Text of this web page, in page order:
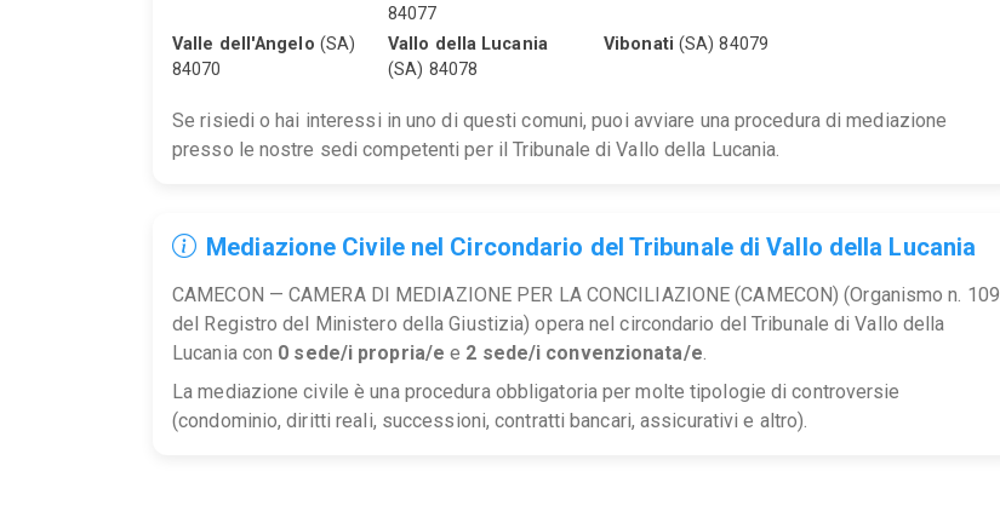
84077
Valle dell'Angelo (SA)
84070
Vallo della Lucania
(SA) 84078
Vibonati (SA) 84079
Se risiedi o hai interessi in uno di questi comuni, puoi avviare una procedura di mediazione
presso le nostre sedi competenti per il Tribunale di Vallo della Lucania.
Mediazione Civile nel Circondario del Tribunale di Vallo della Lucania
CAMECON — CAMERA DI MEDIAZIONE PER LA CONCILIAZIONE (CAMECON) (Organismo n. 109
del Registro del Ministero della Giustizia) opera nel circondario del Tribunale di Vallo della
Lucania con 0 sede/i propria/e e 2 sede/i convenzionata/e
La mediazione civile è una procedura obbligatoria per molte tipologie di controversie
(condominio, diritti reali, successioni, contratti bancari, assicurativi e altro).